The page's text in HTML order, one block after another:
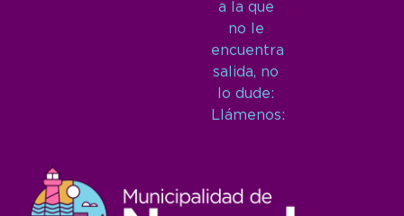
a la que
no le
encuentra
salida, no
lo dude:
Llámenos: